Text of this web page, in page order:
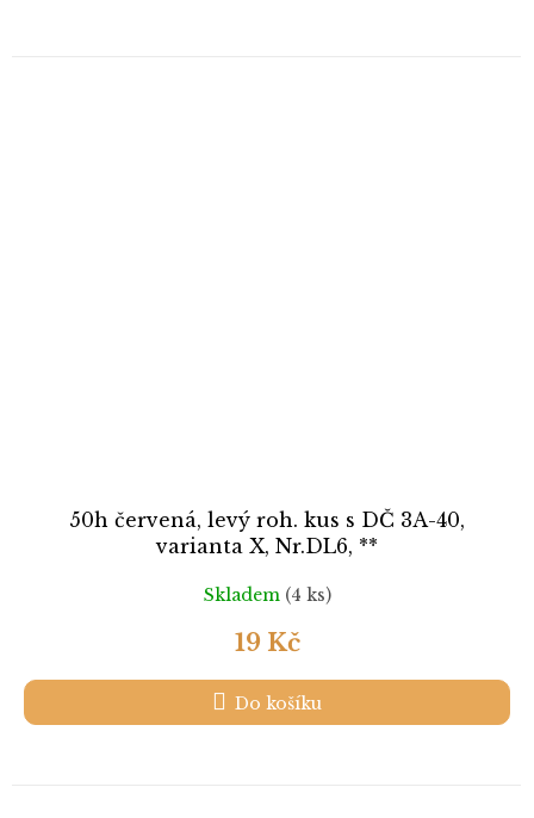
50h červená, levý roh. kus s DČ 3A-40,
varianta X, Nr.DL6, **
Skladem (4 ks)
19 Kč
Do košíku